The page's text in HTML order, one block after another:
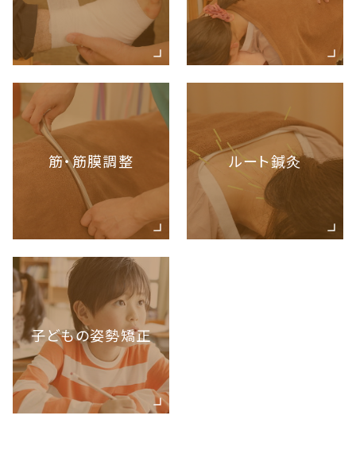
筋・筋膜調整 ルート鍼灸
子どもの姿勢矯正